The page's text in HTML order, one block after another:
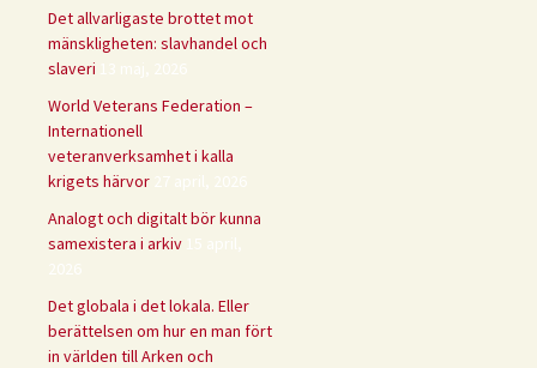
Det allvarligaste brottet mot
mänskligheten: slavhandel och
slaveri 13 maj, 2026
World Veterans Federation –
Internationell
veteranverksamhet i kalla
krigets härvor
27 april, 2026
Analogt och digitalt bör kunna
samexistera i arkiv 15 april,
2026
Det globala i det lokala. Eller
berättelsen om hur en man fört
in världen till Arken och